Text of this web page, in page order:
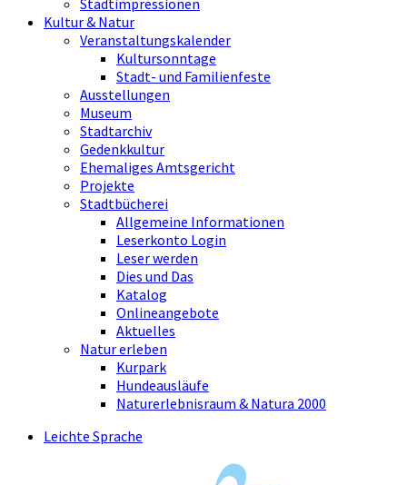
Kultur & Natur
Veranstaltungskalender
Kultursonntage
Stadt- und Familienfeste
Ausstellungen
Museum
Stadtarchiv
Gedenkkultur
Ehemaliges Amtsgericht
Projekte
Stadtbücherei
Allgemeine Informationen
Leserkonto Login
Leser werden
Dies und Das
Katalog
Onlineangebote
Aktuelles
Natur erleben
Kurpark
Hundeausläufe
Naturerlebnisraum & Natura 2000
Leichte Sprache